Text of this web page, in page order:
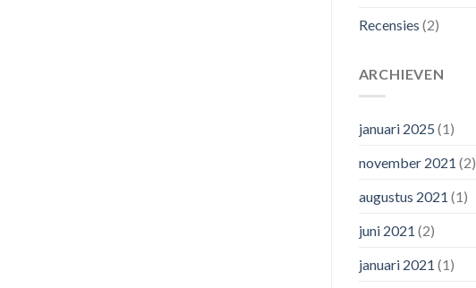
Recensies (2)
ARCHIEVEN
januari 2025 (1)
november 2021 (2)
augustus 2021 (1)
juni 2021 (2)
januari 2021 (1)